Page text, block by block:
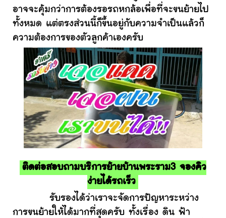
อาจจะคุ้มกว่าการต้องรอรถหกล้อเพื่อที่จะขนย้ายไป
ทั้งหมด แต่ตรงส่วนนี้ก็ขึ้นอยู่กับความจำเป็นแล้วก็
ความต้องการของตัวลูกค้าเองครับ
ติดต่อสอบถามบริการย้ายบ้านพระราม3 จองคิว
ง่ายได้รถเร็ว
รับรองได้ว่าเราจะจัดการปัญหาระหว่าง
การขนย้ายให้ได้มากที่สุดครับ ทั้งเรื่อง ดิน ฟ้า